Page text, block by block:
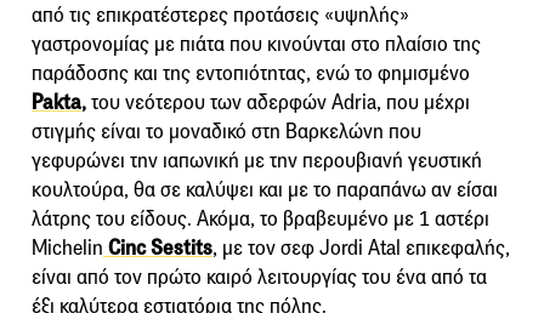
από τις επικρατέστερες προτάσεις «υψηλής»
γαστρονομίας με πιάτα που κινούνται στο πλαίσιο της
παράδοσης και της εντοπιότητας, ενώ το φημισμένο
Pakta,του νεότερου των αδερφών Adria, που μέχρι
στιγμής είναι το μοναδικό στη Βαρκελώνη που
γεφυρώνει την ιαπωνική με την περουβιανή γευστική
κουλτούρα, θα σε καλύψει και με το παραπάνω αν είσαι
λάτρης του είδους. Ακόμα, το βραβευμένο με 1 αστέρι
Michelin Cinc Sestits, με τον σεφ Jordi Atal επικεφαλής,
είναι από τον πρώτο καιρό λειτουργίας του ένα από τα
έξι καλύτερα εστιατόρια της πόλης.